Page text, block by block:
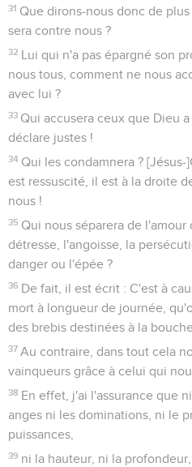
31 Que dirons-nous donc de
sera contre nous ?
32 Lui qui n'a pas épargné son
nous tous, comment ne nous
avec lui ?
33 Qui accusera ceux que Dieu
déclare justes !
34 Qui les condamnera ?
est ressuscité, il est à la droite
nous !
35 Qui nous séparera de l'amour
détresse, l'angoisse, la
danger ou l'épée ?
36 De fait, il est écrit : C'est à
mort à longueur de journée,
des brebis destinées à la
37 Au contraire, dans tout cela
vainqueurs grâce à celui qui
38 En effet, j'ai l'assurance que
anges ni les dominations, ni le
puissances,
39 ni la hauteur, ni la